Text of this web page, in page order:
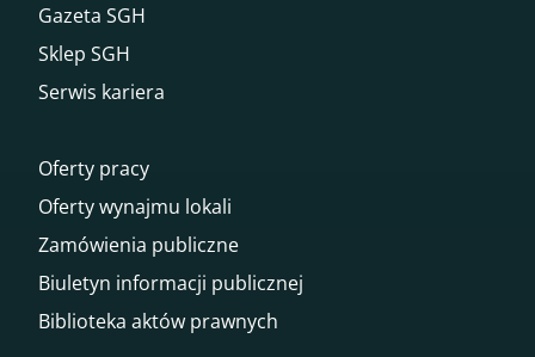
Gazeta SGH
Sklep SGH
Serwis kariera
Oferty pracy
Oferty wynajmu lokali
Zamówienia publiczne
Biuletyn informacji publicznej
Biblioteka aktów prawnych